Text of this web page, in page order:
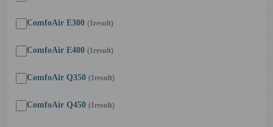
ComfoAir E300 (1result)
ComfoAir E400 (1result)
ComfoAir Q350 (1result)
ComfoAir Q450 (1result)